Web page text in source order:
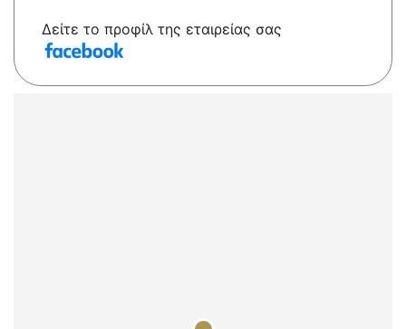
Δείτε το προφίλ της εταιρείας σας